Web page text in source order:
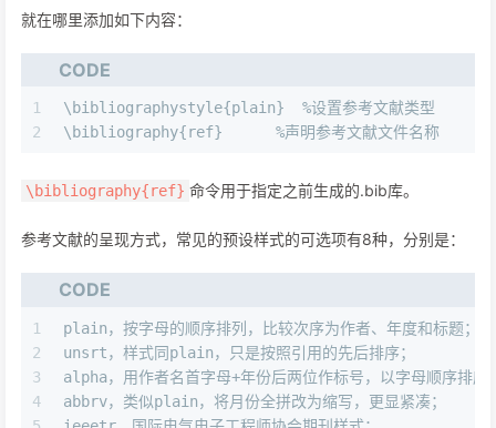
就在哪里添加如下内容：
CODE
1
2
\bibliographystyle{plain}  %设置参考文献类型
\bibliography{ref}      %声明参考文献文件名称
\bibliography{ref} 命令用于指定之前生成的.bib库。
参考文献的呈现方式，常见的预设样式的可选项有8种，分别是：
CODE
1
2
3
4
plain，按字母的顺序排列，比较次序为作者、年度和标题；
unsrt，样式同plain，只是按照引用的先后排序；
alpha，用作者名首字母+年份后两位作标号，以字母顺序排序
abbrv，类似plain，将月份全拼改为缩写，更显紧凑；